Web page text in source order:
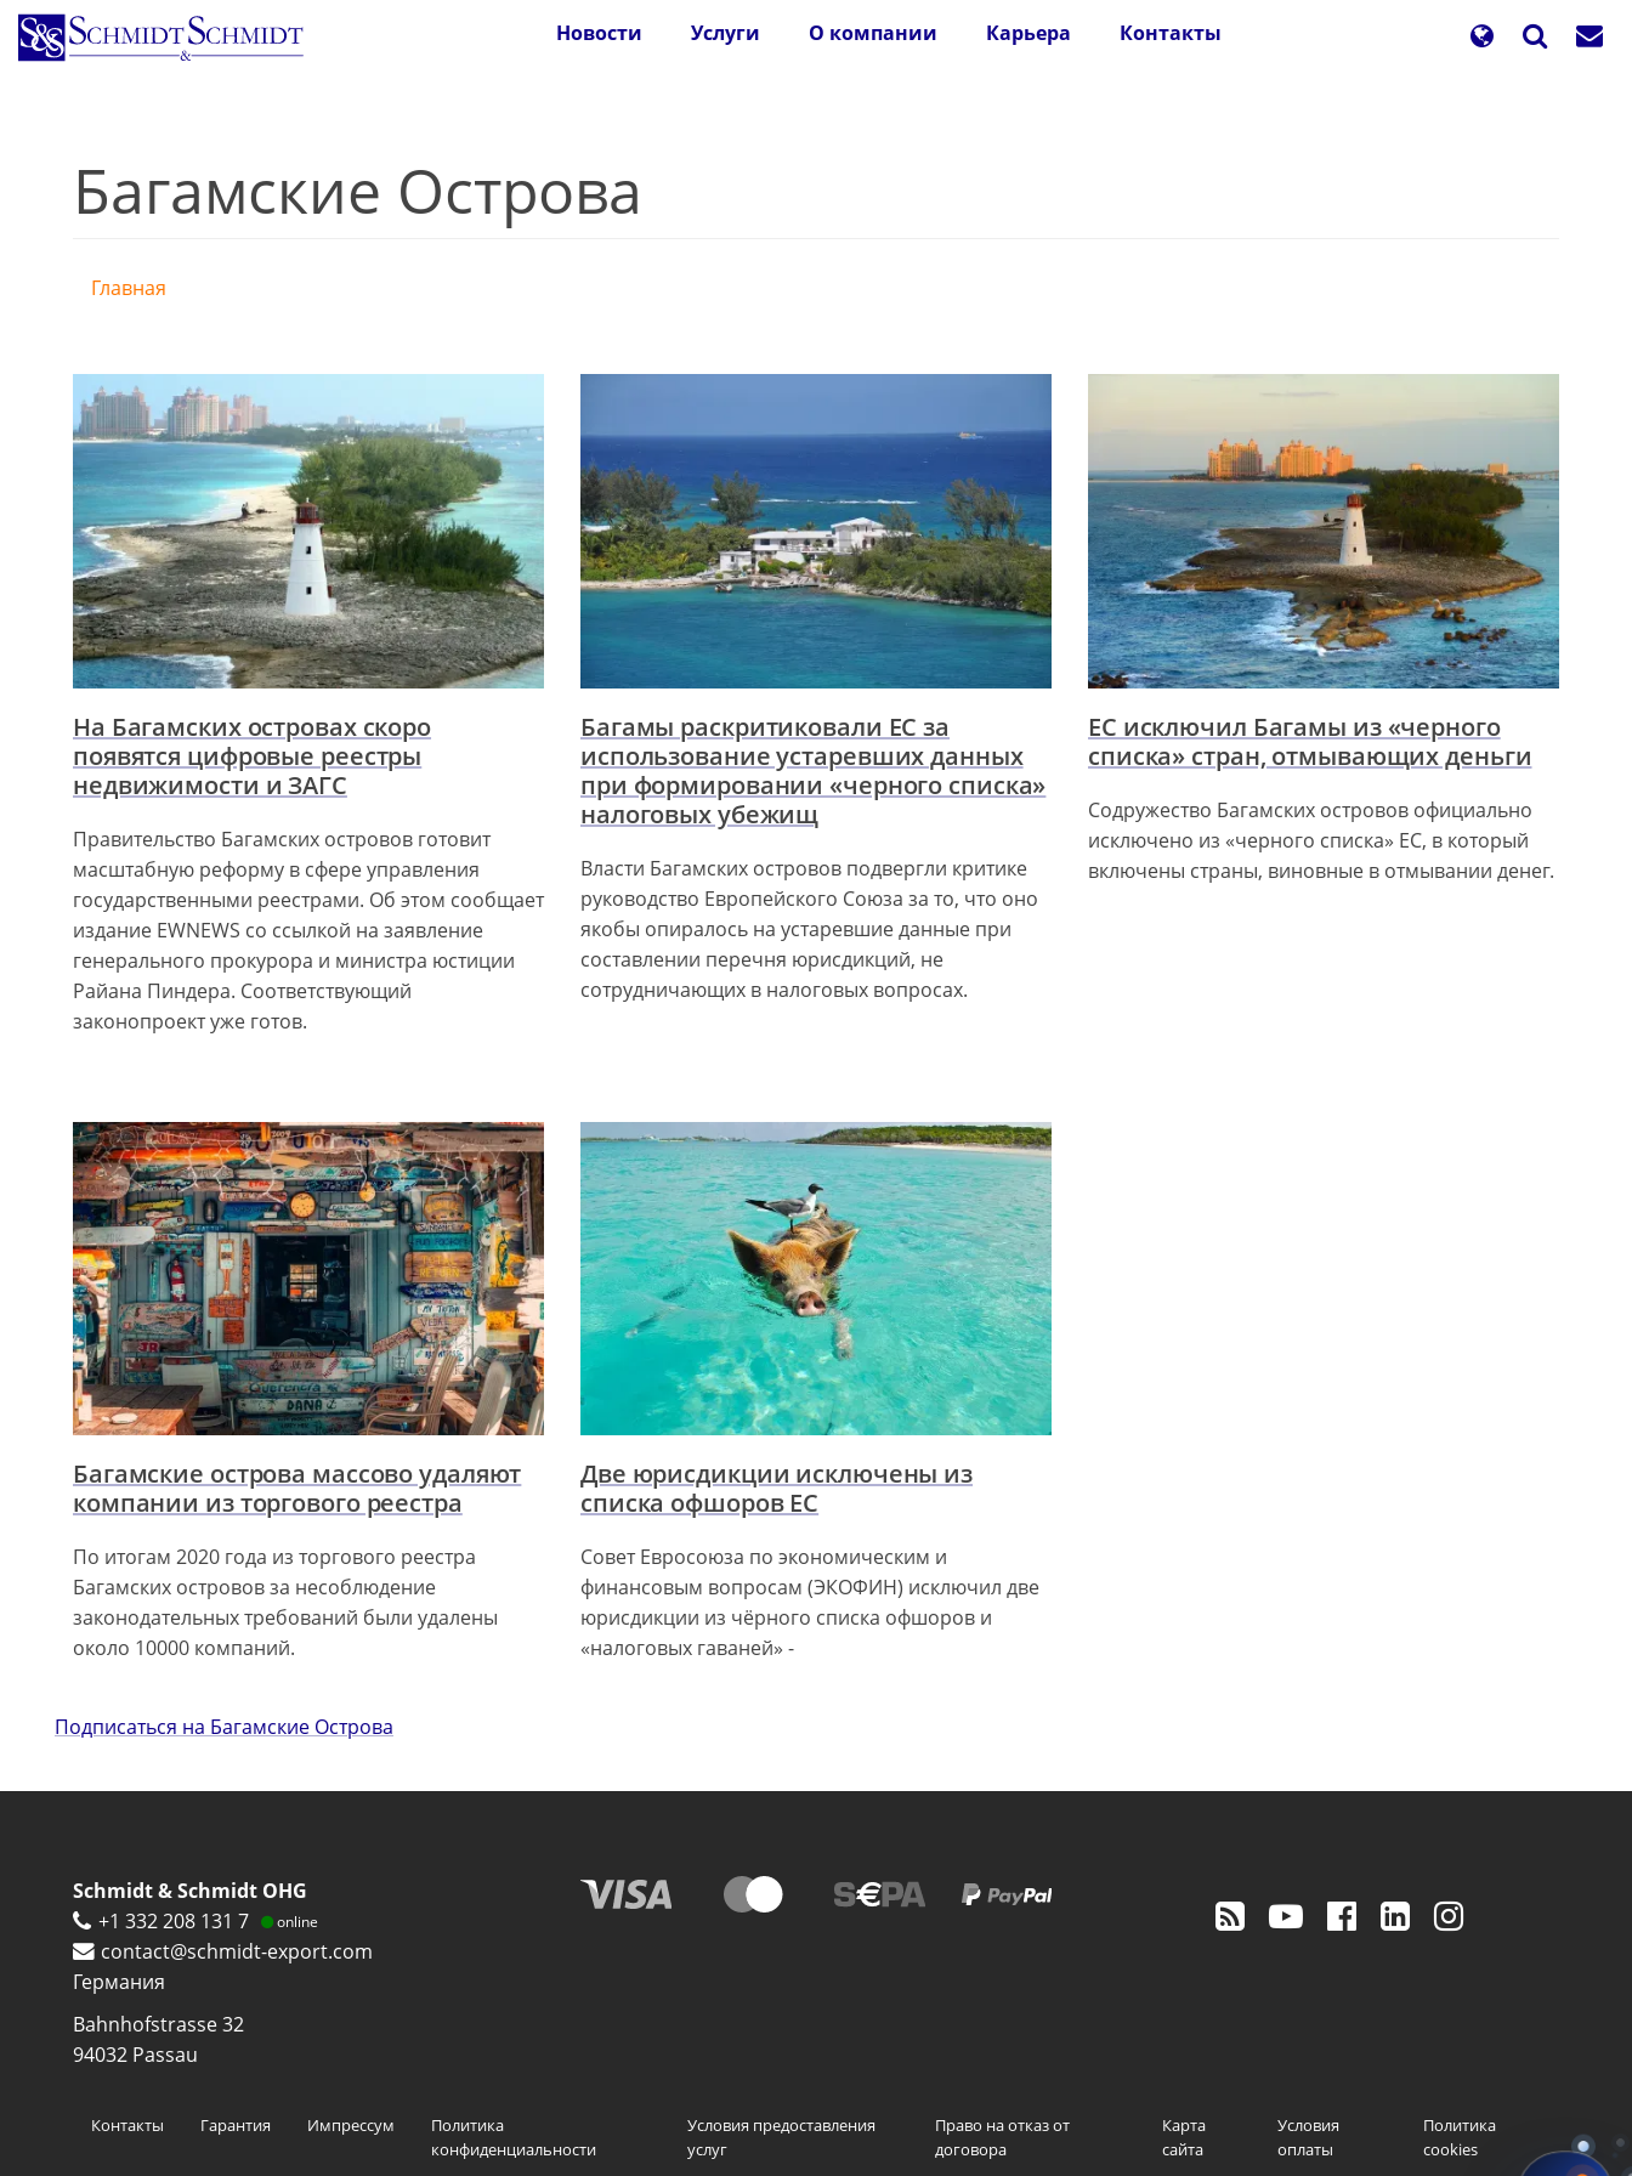
Перейти
Новости Услуги О компании Карьера Контакты
Багамские Острова
Главная
На Багамских островах скоро
появятся цифровые реестры
недвижимости и ЗАГС
Правительство Багамских островов готовит
масштабную реформу в сфере управления
государственными реестрами. Об этом сообщает
издание EWNEWS со ссылкой на заявление
генерального прокурора и министра юстиции
Райана Пиндера. Соответствующий
законопроект уже готов.
Багамы раскритиковали ЕС за
использование устаревших данных
при формировании «черного списка»
налоговых убежищ
Власти Багамских островов подвергли критике
руководство Европейского Союза за то, что оно
якобы опиралось на устаревшие данные при
составлении перечня юрисдикций, не
сотрудничающих в налоговых вопросах.
ЕС исключил Багамы из «черного
списка» стран, отмывающих деньги
Содружество Багамских островов официально
исключено из «черного списка» ЕС, в который
включены страны, виновные в отмывании денег.
Багамские острова массово удаляют
компании из торгового реестра
По итогам 2020 года из торгового реестра
Багамских островов за несоблюдение
законодательных требований были удалены
около 10000 компаний.
Две юрисдикции исключены из
списка офшоров ЕС
Совет Евросоюза по экономическим и
финансовым вопросам (ЭКОФИН) исключил две
юрисдикции из чёрного списка офшоров и
«налоговых гаваней» -
Подписаться на Багамские Острова
Schmidt & Schmidt OHG
+1 332 208 131 7
online
contact@schmidt-export.com
Германия
Bahnhofstrasse 32
94032 Passau
Footer
Контакты Гарантия Импрессум
Политика
конфиденциальности
Условия предоставления
услуг
Право на отказ от
договора
Карта
сайта
Условия
оплаты
Политика
cookies